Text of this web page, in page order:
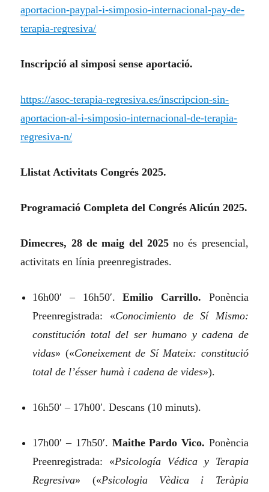
aportacion-paypal-i-simposio-internacional-pay-de-
terapia-regresiva/
Inscripció al simposi sense aportació.
https://asoc-terapia-regresiva.es/inscripcion-sin-
aportacion-al-i-simposio-internacional-de-terapia-
regresiva-n/
Llistat Activitats Congrés 2025.
Programació Completa del Congrés Alicún 2025.
Dimecres, 28 de maig del 2025no és presencial,
activitats en línia preenregistrades.
16h00′ – 16h50′.Emilio Carrillo. Ponència
Preenregistrada: «Conocimiento de Sí Mismo:
constitución total del ser humano y cadena de
vidas» («Coneixement de Sí Mateix: constitució
total de l’ésser humà i cadena de vides»).
16h50′ – 17h00′. Descans (10 minuts).
17h00′ – 17h50′. Maithe Pardo Vico. Ponència
Preenregistrada: «Psicología Védica y Terapia
Regresiva» («Psicologia Vèdica i Teràpia